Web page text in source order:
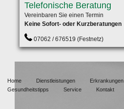
Telefonische Beratung
Vereinbaren Sie einen Termin
Keine Sofort- oder Kurzberatungen
07062 / 676519 (Festnetz)
Home Dienstleistungen
Erkrankungen
Gesundheitstipps
Service Kontakt